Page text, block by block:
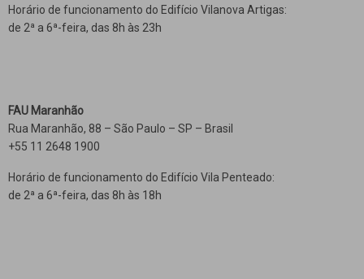
Horário de funcionamento do Edifício Vilanova Artigas:
de 2ª a 6ª-feira, das 8h às 23h
FAU Maranhão
Rua Maranhão, 88 – São Paulo – SP – Brasil
+55 11 2648 1900
Horário de funcionamento do Edifício Vila Penteado:
de 2ª a 6ª-feira, das 8h às 18h